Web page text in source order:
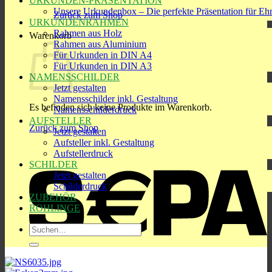
Zurück zum Shop
Warenkorb
Es befinden sich keine Produkte im Warenkorb.
Zurück zum Shop
Unsere Urkundenbox – Die perfekte Präsentation für
URKUNDENRAHMEN
Rahmen aus Holz
Rahmen aus Aluminium
Für Urkunden in DIN A4
Für Urkunden in DIN A3
NAMENSSCHILDER
Jetzt gestalten
Namensschilder inkl. Gestaltung
Namensschilderdruck
AUFSTELLER
Jetzt gestalten
Aufsteller inkl. Gestaltung
Aufstellerdruck
SCHILDER
Jetzt gestalten
Schilderdruck
ZUBEHÖR
ROHLINGE
Suchen
nach: